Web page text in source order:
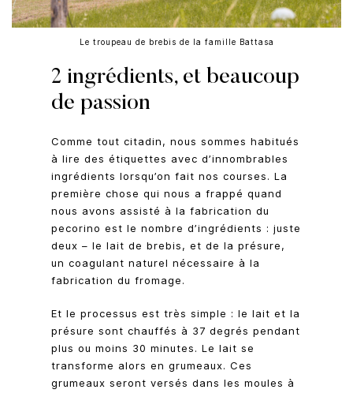
Le troupeau de brebis de la famille Battasa
2 ingrédients, et beaucoup
de passion
Comme tout citadin, nous sommes habitués
à lire des étiquettes avec d’innombrables
ingrédients lorsqu’on fait nos courses. La
première chose qui nous a frappé quand
nous avons assisté à la fabrication du
pecorino est le nombre d’ingrédients : juste
deux – le lait de brebis, et de la présure,
un coagulant naturel nécessaire à la
fabrication du fromage.
Et le processus est très simple : le lait et la
présure sont chauffés à 37 degrés pendant
plus ou moins 30 minutes. Le lait se
transforme alors en grumeaux. Ces
grumeaux seront versés dans les moules à